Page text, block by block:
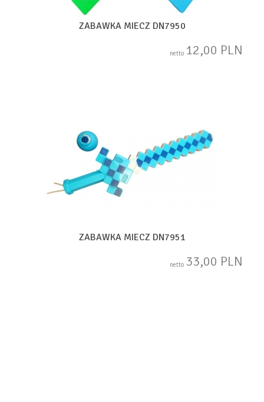
ZABAWKA MIECZ DN7950
netto 12,00 PLN
ZABAWKA MIECZ DN7951
netto 33,00 PLN